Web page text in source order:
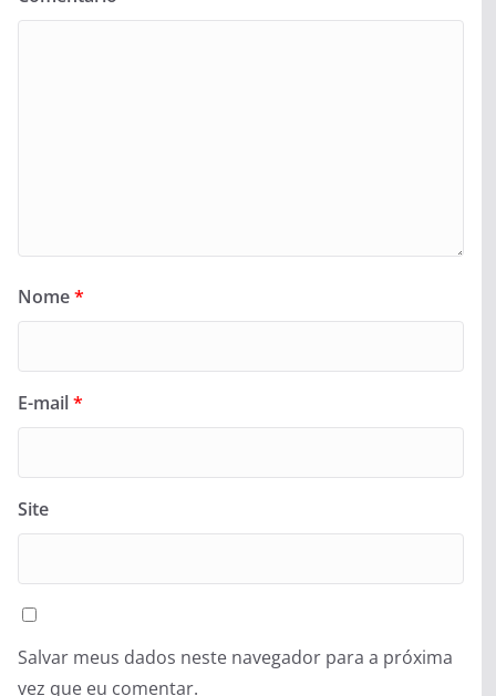
Nome*
E-mail*
Site
Salvar meus dados neste navegador para a próxima
vez que eu comentar.